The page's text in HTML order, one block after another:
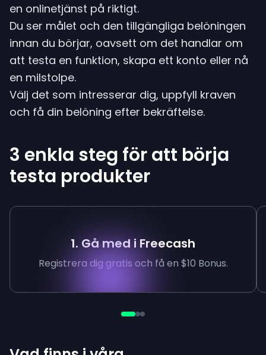
en onlinetjänst på riktigt.
Du ser målet och den tillgängliga belöningen
innan du börjar, oavsett om det handlar om
att testa en funktion, skapa ett konto eller nå
en milstolpe.
Välj det som intresserar dig, uppfyll kraven
och få din belöning efter bekräftelse.
3 enkla steg för att börja
testa produkter
1. Gå med i Freecash
Registrera dig gratis och få en $10 Bonus.